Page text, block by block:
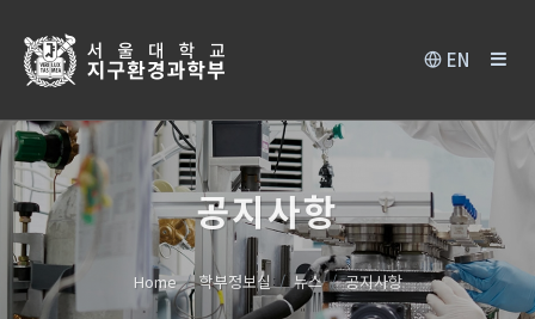
EN
공지사항
Home 학부정보실 뉴스 공지사항